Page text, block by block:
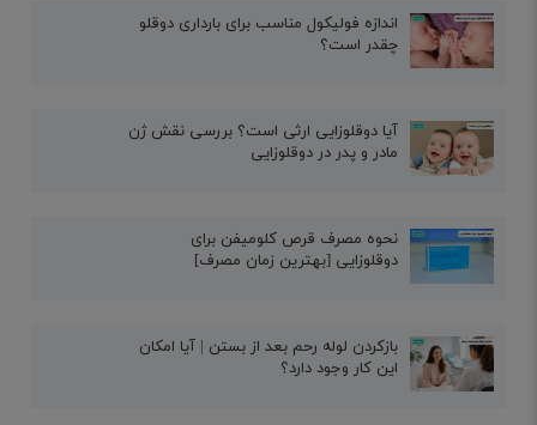
اندازه فولیکول مناسب برای بارداری دوقلو
چقدر است؟
آیا دوقلوزایی ارثی است؟ بررسی نقش ژن
مادر و پدر در دوقلوزایی
نحوه مصرف قرص کلومیفن برای
دوقلوزایی [بهترین زمان مصرف]
بازکردن لوله رحم بعد از بستن | آیا امکان
این کار وجود دارد؟